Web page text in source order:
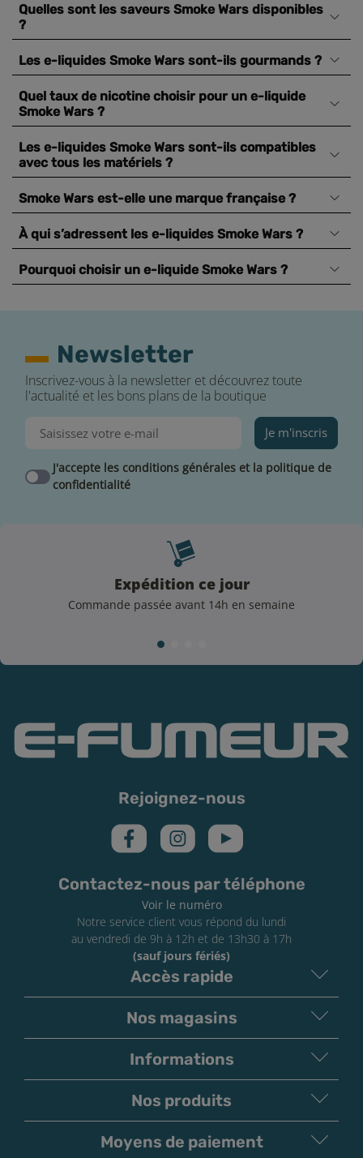
Quelles sont les saveurs Smoke Wars disponibles
?
Les e-liquides Smoke Wars sont-ils gourmands ?
Quel taux de nicotine choisir pour un e-liquide
Smoke Wars ?
Les e-liquides Smoke Wars sont-ils compatibles
avec tous les matériels ?
Smoke Wars est-elle une marque française ?
À qui s’adressent les e-liquides Smoke Wars ?
Pourquoi choisir un e-liquide Smoke Wars ?
Newsletter
Inscrivez-vous à la newsletter et découvrez toute
l'actualité et les bons plans de la boutique
Je m'inscris
J'accepte les conditions générales et la politique de
confidentialité
Expédition ce jour
Commande passée avant 14h en semaine
Rejoignez-nous
Contactez-nous par téléphone
Voir le numéro
Notre service client vous répond du lundi
au vendredi de 9h à 12h et de 13h30 à 17h
(sauf jours fériés)
Accès rapide
Nos magasins
Informations
Nos produits
Moyens de paiement